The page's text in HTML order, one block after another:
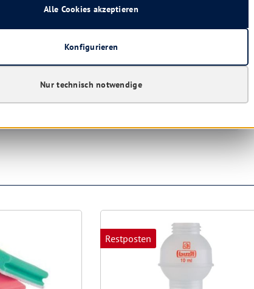
/ Gesichtsschutz tragen.
Seife waschen
behutsam mit Wasser spülen. Vorhandene
spülen
einholen / ärztliche Hilfe hinzuziehen.
Restposten
Nur technisch notwendige
Konfigurieren
Alle Cookies akzeptieren